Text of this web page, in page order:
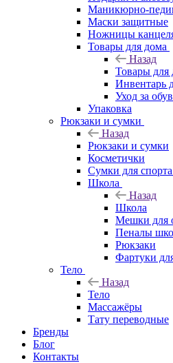
Маникюрно-
Маски защитные
Ножницы
Товары для дома
Назад
Товары для
Инвентарь
Уход за
Упаковка
Рюкзаки и сумки
Назад
Рюкзаки и сумки
Косметички
Сумки для
Школа
Назад
Школа
Мешки для
Пеналы
Рюкзаки
Фартуки
Тело
Назад
Тело
Массажёры
Тату переводные
Бренды
Блог
Контакты